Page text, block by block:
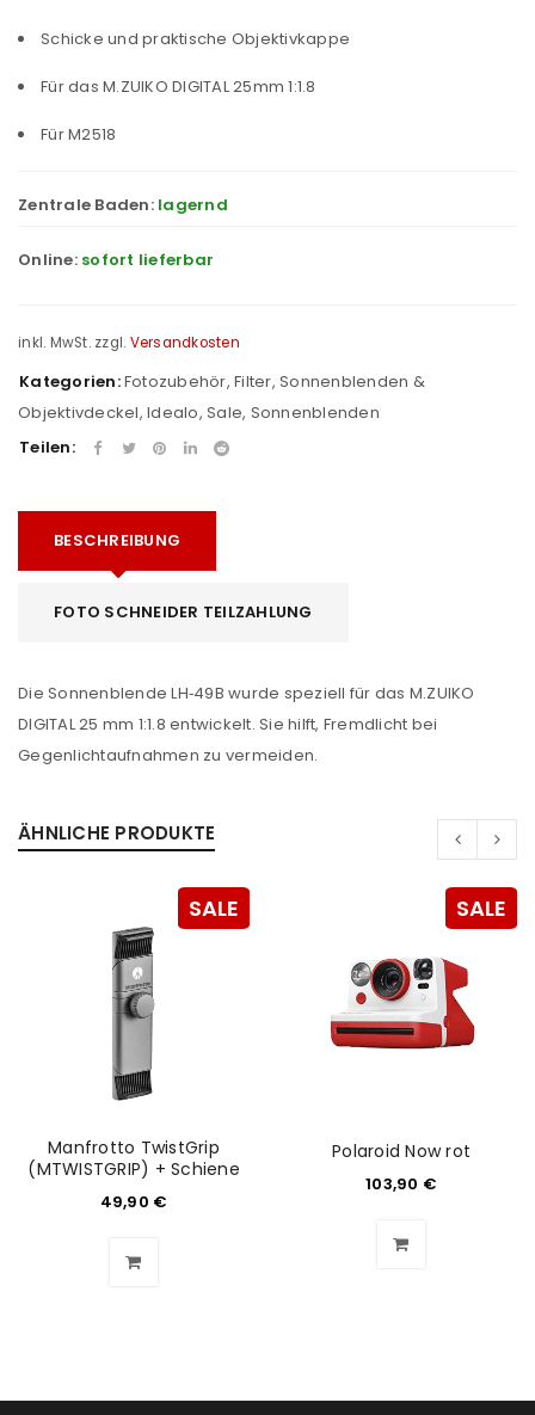
ANMELDEN
Schicke und praktische Objektivkappe
Für das M.ZUIKO DIGITAL 25mm 1:1.8
Für M2518
Zentrale Baden: lagernd
Online: sofort lieferbar
inkl. MwSt. zzgl. Versandkosten
Kategorien:Fotozubehör, Filter, Sonnenblenden &
Objektivdeckel, Idealo, Sale, Sonnenblenden
Teilen:
BESCHREIBUNG
FOTO SCHNEIDER TEILZAHLUNG
Die Sonnenblende LH‑49B wurde speziell für das M.ZUIKO
DIGITAL 25 mm 1:1.8 entwickelt. Sie hilft, Fremdlicht bei
Gegenlichtaufnahmen zu vermeiden.
ÄHNLICHE PRODUKTE
SALE
Manfrotto TwistGrip
(MTWISTGRIP) + Schiene
49,90 €
SALE
Polaroid Now rot
103,90 €